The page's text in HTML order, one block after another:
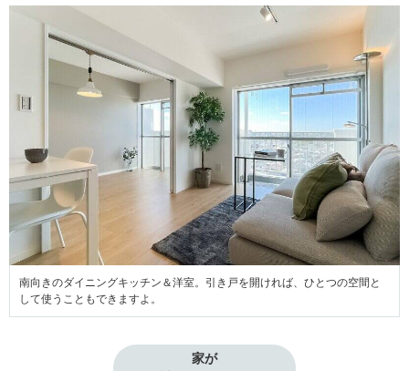
南向きのダイニングキッチン＆洋室。引き戸を開ければ、ひとつの空間と
して使うこともできますよ。
家が